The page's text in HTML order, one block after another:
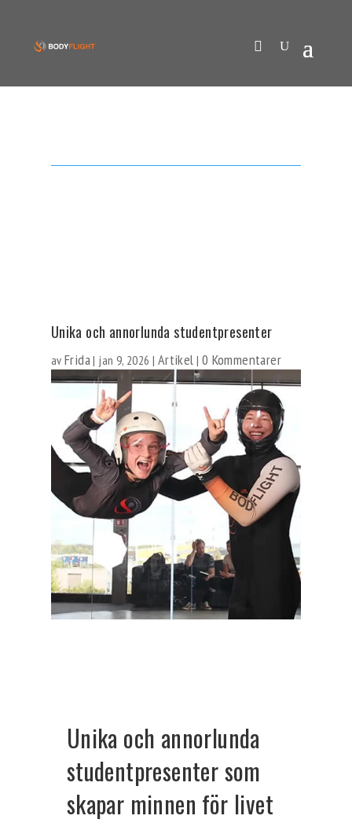
Unika och annorlunda studentpresenter
av Frida| jan 9, 2026 | Artikel | 0 Kommentarer
Unika och annorlunda
studentpresenter som
skapar minnen för livet